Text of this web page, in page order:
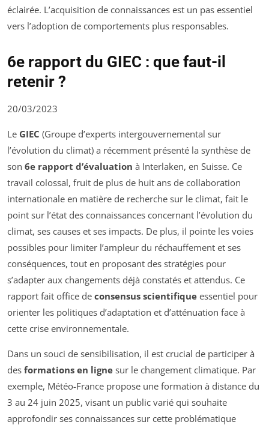
éclairée. L’acquisition de connaissances est un pas essentiel
vers l’adoption de comportements plus responsables.
6e rapport du GIEC : que faut-il
retenir ?
20/03/2023
Le GIEC (Groupe d’experts intergouvernemental sur
l’évolution du climat) a récemment présenté la synthèse de
son 6e rapport d’évaluation à Interlaken, en Suisse. Ce
travail colossal, fruit de plus de huit ans de collaboration
internationale en matière de recherche sur le climat, fait le
point sur l’état des connaissances concernant l’évolution du
climat, ses causes et ses impacts. De plus, il pointe les voies
possibles pour limiter l’ampleur du réchauffement et ses
conséquences, tout en proposant des stratégies pour
s’adapter aux changements déjà constatés et attendus. Ce
rapport fait office de consensus scientifique essentiel pour
orienter les politiques d’adaptation et d’atténuation face à
cette crise environnementale.
Dans un souci de sensibilisation, il est crucial de participer à
des formations en ligne sur le changement climatique. Par
exemple, Météo-France propose une formation à distance du
3 au 24 juin 2025, visant un public varié qui souhaite
approfondir ses connaissances sur cette problématique